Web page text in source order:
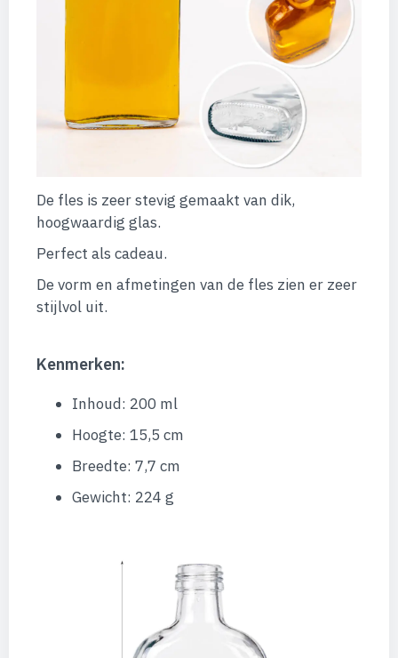
De fles is zeer stevig gemaakt van dik,
hoogwaardig glas.
Perfect als cadeau.
De vorm en afmetingen van de fles zien er zeer
stijlvol uit.
Kenmerken:
Inhoud: 200 ml
Hoogte: 15,5 cm
Breedte: 7,7 cm
Gewicht: 224 g